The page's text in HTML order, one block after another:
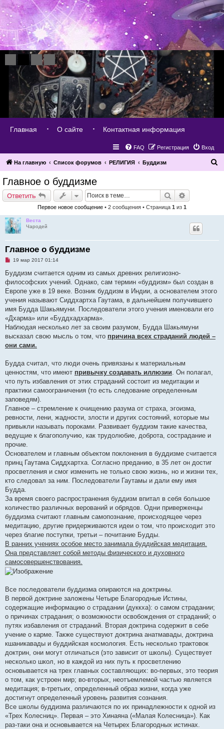
Главная О сайте Контактная информация
Вход
Регистрация
FAQ
На главную Список форумов РЕЛИГИЯ Буддизм
Главное о буддизме
Ответить Поиск
Первое новое сообщение • 2 сообщения • Страница 1 из 1
Веста
Чародей
Главное о буддизме
Н
п
р
о
ч
и
т
а
н
о
с
о
о
щ
е
н
и
19 мар 2017 01:14
Буддизм считается одним из самых древних религиозно-
философских учений. Однако, сам термин «буддизм» был создан в
Европе уже в 19 веке. Возник буддизм в Индии, а основателем этого
учения называют Сиддхартха Гаутама, в дальнейшем получившего
имя Будда Шакьямуни. Последователи этого учения именовали его
«Дхарма» или «Буддхадхарма».
Наблюдая несколько лет за своим разумом, Будда Шакьямуни
высказал свою мысль о том, что причина всех страданий людей –
они сами.
Будда считал, что люди очень привязаны к материальным
ценностям, что имеют привычку создавать иллюзии. Он полагал,
что путь избавления от этих страданий состоит из медитации и
практики самоограничения (то есть следование определенным
заповедям).
Главное – стремление к очищению разума от страха, эгоизма,
ревности, лени, жадности, злости и других состояний, которые мы
привыкли называть пороками. Развивает буддизм такие качества,
ведущие к благополучию, как трудолюбие, доброта, сострадание и
прочие.
Основателем и главным объектом поклонения в буддизме считается
принц Гаутама Сиддхартха. Согласно преданию, в 35 лет он достиг
просветления и смог изменить не только свою жизнь, но и жизни тех,
кто следовал за ним. Последователи Гаутамы и дали ему имя
Будда.
За время своего распространения буддизм впитал в себя большое
количество различных верований и обрядов. Одни приверженцы
буддизма считают главным самопознание, происходящее через
медитацию, другие придерживаются идеи о том, что происходит это
через благие поступки, третьи – почитание Будды.
В ранних учениях особое место занимала буддийская медитация.
Она представляет собой методы физического и духовного
самосовершенствования.
Все последователи буддизма опираются на доктрины.
В первой доктрине заложены Четыре Благородные Истины,
содержащие информацию о страдании (дуккха): о самом страдании;
о причинах страдания; о возможности освобождения от страданий; о
путях избавления от страданий. Вторая доктрина содержит в себе
учение о карме. Также существуют доктрина анатмавады, доктрина
кшаникавады и буддийская космология. Есть несколько трактовок
доктрин, они могут отличаться (это зависит от школы). Существует
несколько школ, но в каждой из них путь к просветлению
основывается на трех главных составляющих: во-первых, это теория
о том, как устроен мир; во-вторых, неотъемлемой частью является
медитация; в-третьих, определенный образ жизни, когда уже
достигнут определенный уровень развития сознания.
Все школы буддизма различаются по их принадлежности к одной из
«Трех Колесниц». Первая – это Хинаяна («Малая Колесница»). Как
раз-таки она и основывается на Четырех Благородных истинах.